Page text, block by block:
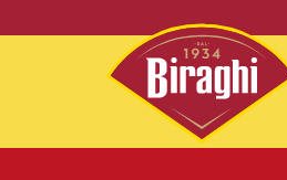
Skip to main content